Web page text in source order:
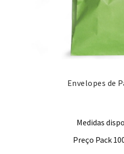
Envelopes de
Medidas
Preço Pack